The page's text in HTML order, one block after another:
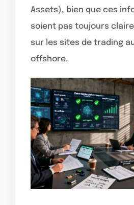
Assets), bien que ces
soient pas toujours
sur les sites de trading
offshore.